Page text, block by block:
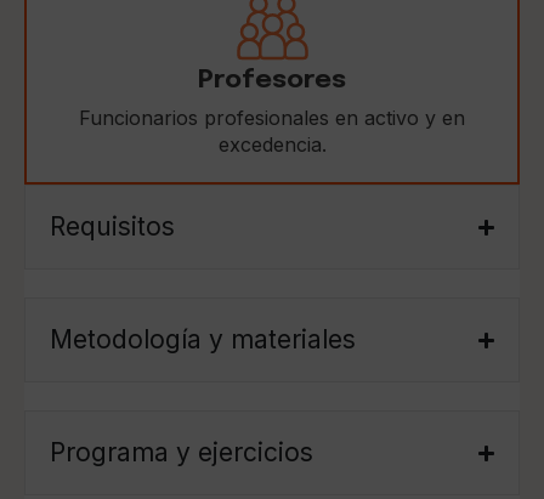
Profesores
Funcionarios profesionales en activo y en
excedencia.
Requisitos
Metodología y materiales
Programa y ejercicios